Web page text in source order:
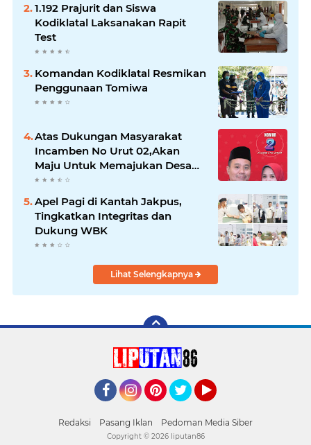
1.192 Prajurit dan Siswa
Kodiklatal Laksanakan Rapit
Test
Komandan Kodiklatal Resmikan
Penggunaan Tomiwa
Atas Dukungan Masyarakat
Incamben No Urut 02,Akan
Maju Untuk Memajukan Desa
Tegal Kunir Kidul
Apel Pagi di Kantah Jakpus,
Tingkatkan Integritas dan
Dukung WBK
Lihat Selengkapnya
Redaksi Pasang Iklan Pedoman Media Siber
Copyright © 2026 liputan86